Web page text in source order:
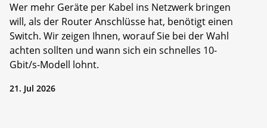
Wer mehr Geräte per Kabel ins Netzwerk bringen
will, als der Router Anschlüsse hat, benötigt einen
Switch. Wir zeigen Ihnen, worauf Sie bei der Wahl
achten sollten und wann sich ein schnelles 10-
Gbit/s-Modell lohnt.
21. Jul 2026